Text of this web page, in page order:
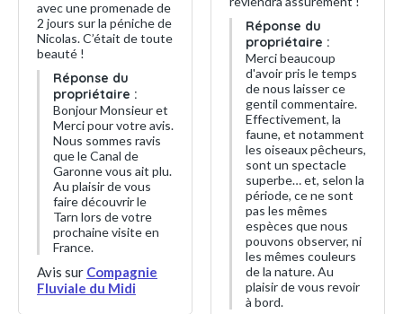
avec une promenade de
2 jours sur la péniche de
Nicolas. C’était de toute
beauté !
Réponse du
propriétaire :
Bonjour Monsieur et
Merci pour votre avis.
Nous sommes ravis
que le Canal de
Garonne vous ait plu.
Au plaisir de vous
faire découvrir le
Tarn lors de votre
prochaine visite en
France.
Avis sur Compagnie
Fluviale du Midi
Réponse du
propriétaire :
Merci beaucoup
d'avoir pris le temps
de nous laisser ce
gentil commentaire.
Effectivement, la
faune, et notamment
les oiseaux pêcheurs,
sont un spectacle
superbe… et, selon la
période, ce ne sont
pas les mêmes
espèces que nous
pouvons observer, ni
les mêmes couleurs
de la nature. Au
plaisir de vous revoir
à bord.